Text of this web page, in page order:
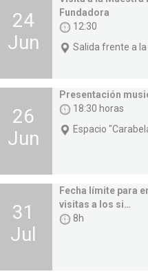
24
Jun
Fundadora
12:30
Salida frente a
26
Jun
Presentación
18:30 horas
Espacio
31
Jul
Fecha límite para
visitas a los si…
8h